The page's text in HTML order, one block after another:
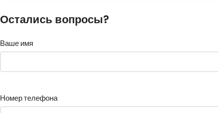
Остались вопросы?
Ваше имя
Номер телефона